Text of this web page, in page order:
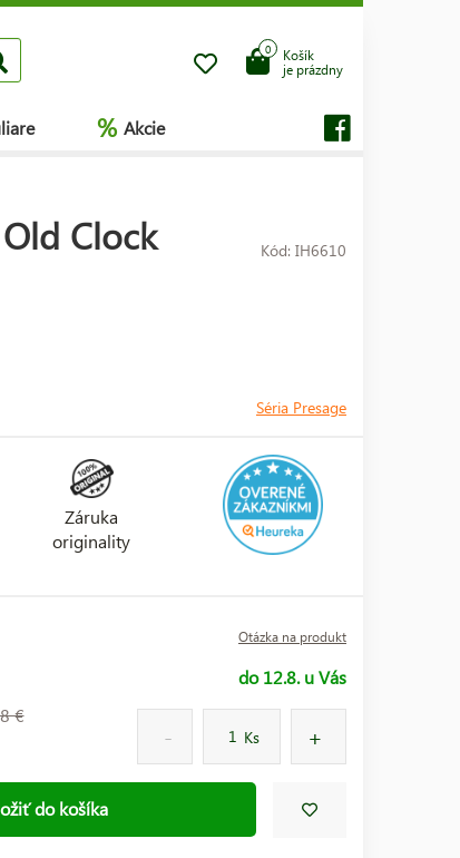
Košík
je prázdny
0
% Akcie
Clock Kód: IH6610
Séria Presage
Záruka
originality
Otázka na produkt
do 12.8. u Vás
€
Ks
do košíka